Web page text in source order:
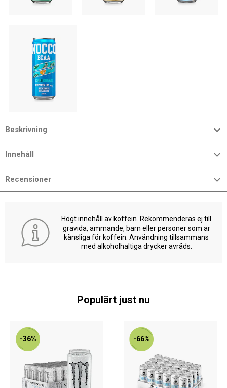
Beskrivning
Innehåll
Recensioner
Högt innehåll av koffein. Rekommenderas ej till
gravida, ammande, barn eller personer som är
känsliga för koffein. Användning tillsammans
med alkoholhaltiga drycker avråds.
Populärt just nu
-36% -66%